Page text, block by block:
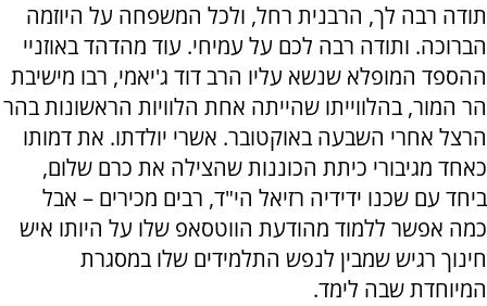
תודה רבה לך, הרבנית רחל, ולכל המשפחה על היוזמה
הברוכה. ותודה רבה לכם על עמיחי. עוד מהדהד באוזניי
ההספד המופלא שנשא עליו הרב דוד ג'יאמי, רבו מישיבת
הר המור, בהלווייתו שהייתה אחת הלוויות הראשונות בהר
הרצל אחרי השבעה באוקטובר. אשרי יולדתו. את דמותו
כאחד מגיבורי כיתת הכוננות שהצילה את כרם שלום,
ביחד עם שכנו ידידיה רזיאל הי"ד, רבים מכירים – אבל
כמה אפשר ללמוד מהודעת הווטסאפ שלו על היותו איש
חינוך רגיש שמבין לנפש התלמידים שלו במסגרת
המיוחדת שבה לימד.